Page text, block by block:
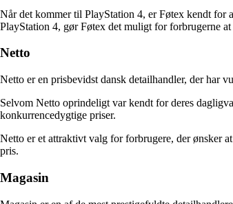
Når det kommer til PlayStation 4, er Føtex kendt for
PlayStation 4, gør Føtex det muligt for forbrugerne
Netto
Netto er en prisbevidst dansk detailhandler, der har
Selvom Netto oprindeligt var kendt for deres
konkurrencedygtige priser.
Netto er et attraktivt valg for forbrugere, der ønsker
pris.
Magasin